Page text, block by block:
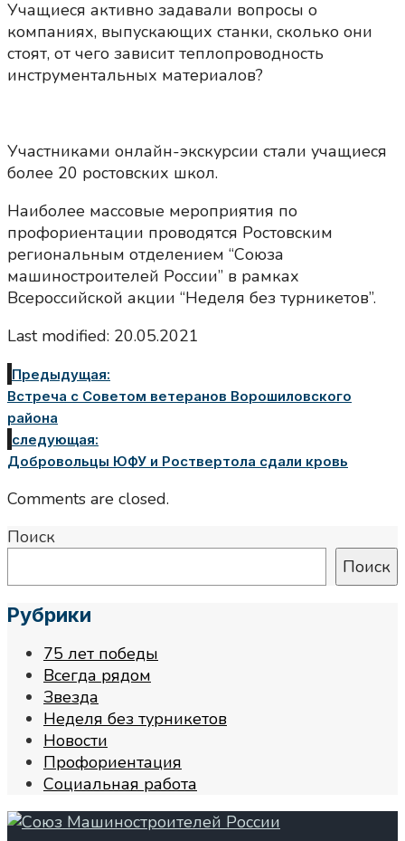
Учащиеся активно задавали вопросы о
компаниях, выпускающих станки, сколько они
стоят, от чего зависит теплопроводность
инструментальных материалов?
Участниками онлайн-экскурсии стали учащиеся
более 20 ростовских школ.
Наиболее массовые мероприятия по
профориентации проводятся Ростовским
региональным отделением “Союза
машиностроителей России” в рамках
Всероссийской акции “Неделя без турникетов”.
Last modified: 20.05.2021
Предыдущая:
Встреча с Советом ветеранов Ворошиловского
района
следующая:
Добровольцы ЮФУ и Роствертола сдали кровь
Comments are closed.
Поиск
Поиск
Рубрики
75 лет победы
Всегда рядом
Звезда
Неделя без турникетов
Новости
Профориентация
Социальная работа